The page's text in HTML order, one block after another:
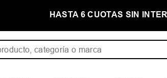
PRIMER CAMBIO GRATIS